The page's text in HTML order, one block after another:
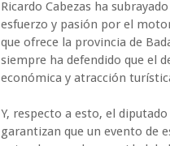
Ricardo Cabezas ha
esfuerzo y pasión por el
que ofrece la provincia de
siempre ha defendido que el
económica y atracción
Y, respecto a esto, el
garantizan que un evento de